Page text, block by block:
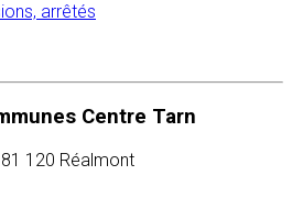
arrêtés
Centre Tarn
120 Réalmont